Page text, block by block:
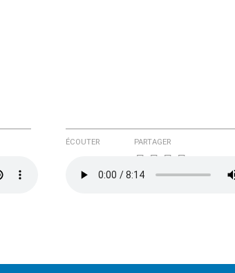
ÉCOUTER PARTAGER